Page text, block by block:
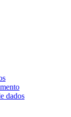
dados